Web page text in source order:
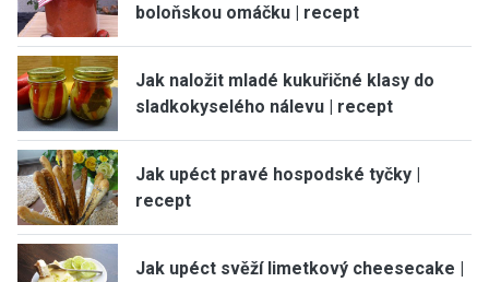
boloňskou omáčku | recept
Jak naložit mladé kukuřičné klasy do
sladkokyselého nálevu | recept
Jak upéct pravé hospodské tyčky |
recept
Jak upéct svěží limetkový cheesecake |